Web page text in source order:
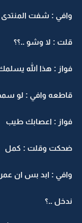
وافي : شفت المنتدى
قلت : لا وشو ..؟؟
فواز : هذا الله
قاطعه وافي : لو
فواز : اعصابك طيب
ضحكت وقلت : كمل
وافي : ابد بس ان
ندخل ..؟